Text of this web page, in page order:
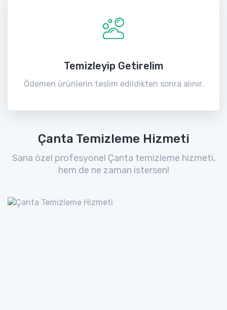
Temizleyip Getirelim
Ödemen ürünlerin teslim edildikten sonra alınır.
Çanta Temizleme Hizmeti
Sana özel profesyonel Çanta temizleme hizmeti,
hem de ne zaman istersen!